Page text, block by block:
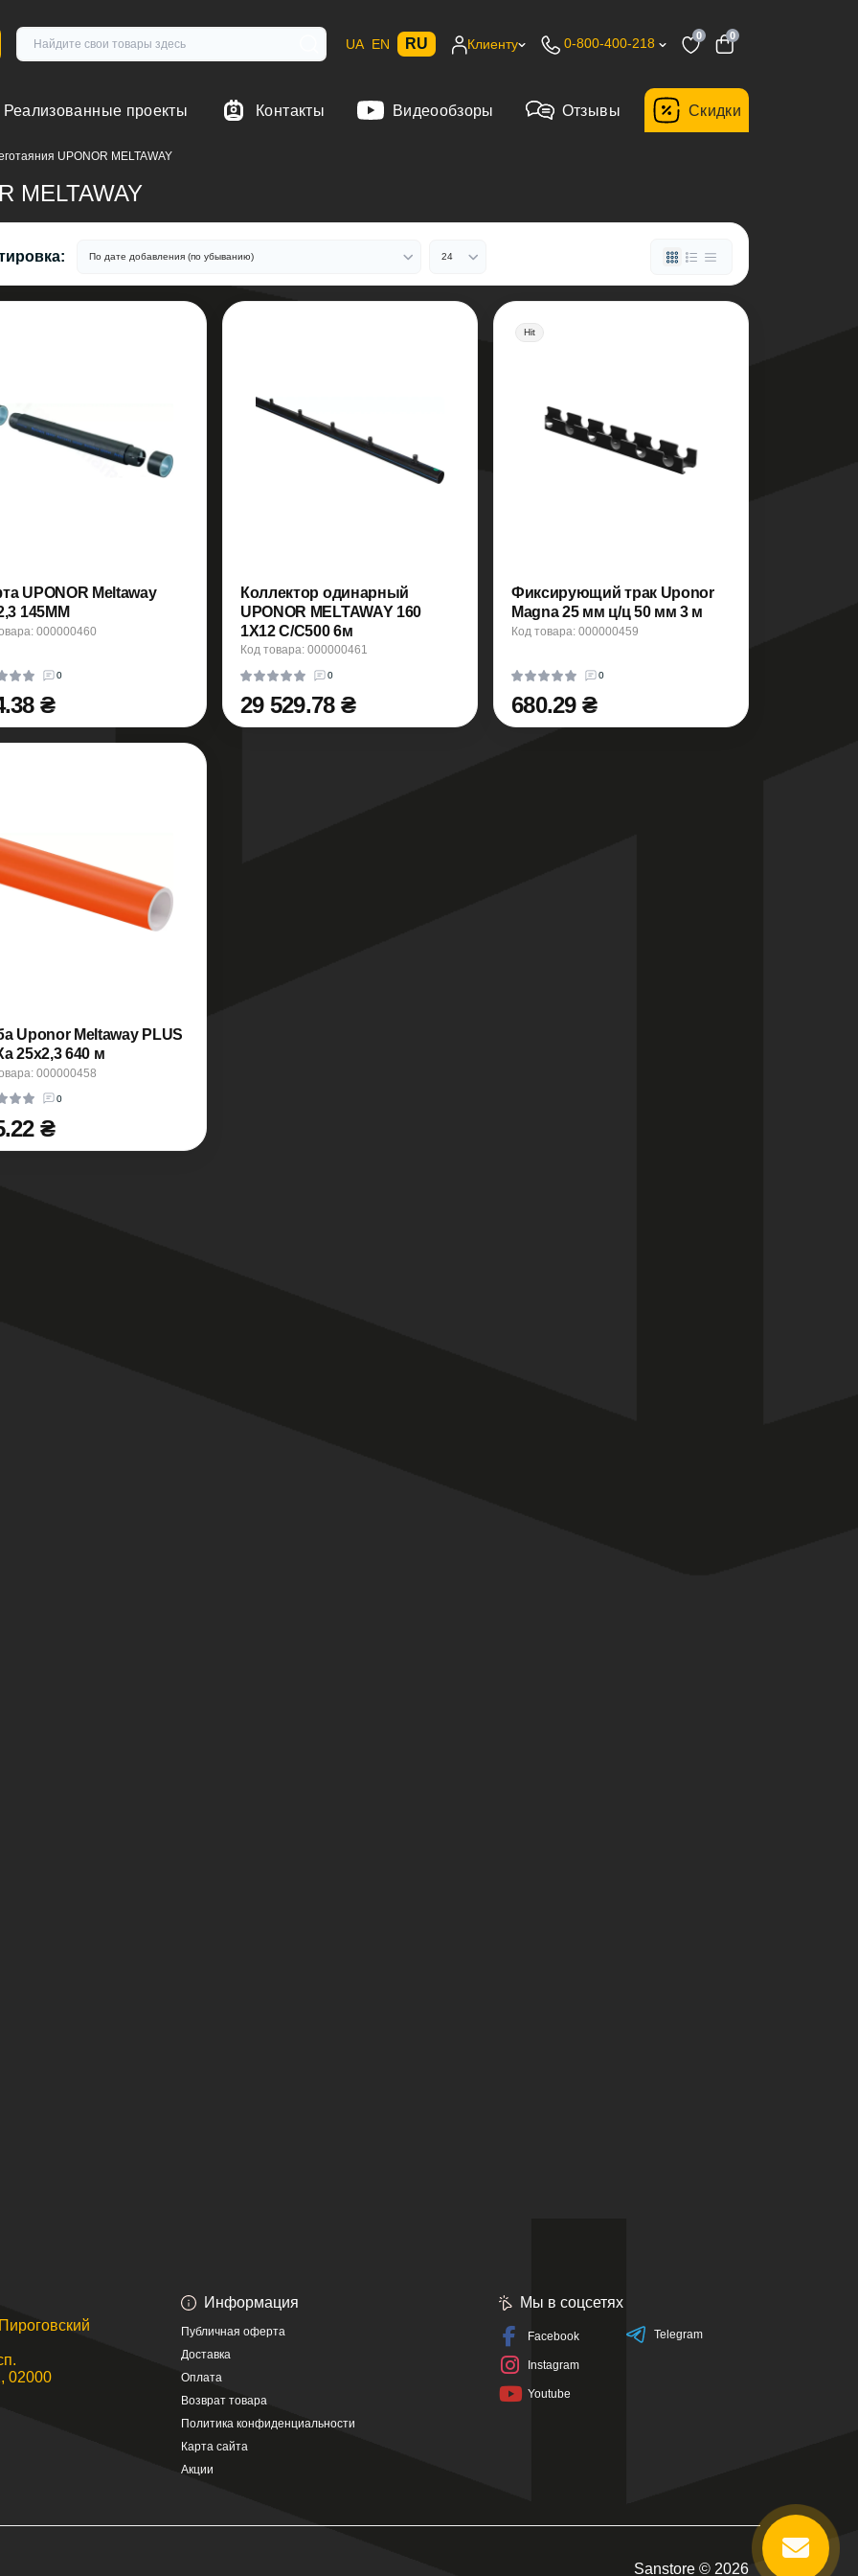
UA EN RU Клиенту 0-800-400-218
0 0
Реализованные проекты Контакты Видеообзоры Отзывы Cкидки
UPONOR MELTAWAY
MELTAWAY
UPONOR Meltaway
145MM
000000460
0
₴
Коллектор одинарный
UPONOR MELTAWAY 160
1X12 C/C500 6м
Код товара: 000000461
0
29 529.78 ₴
Hit
Фиксирующий трак Uponor
Magna 25 мм ц/ц 50 мм 3 м
Код товара: 000000459
0
680.29 ₴
Uponor Meltaway PLUS
25x2,3 640 м
000000458
0
₴
02000
Информация
Публичная оферта
Доставка
Оплата
Возврат товара
Политика конфиденциальности
Карта сайта
Акции
Мы в соцсетях
Facebook
Instagram
Youtube
Telegram
Sanstore © 2026